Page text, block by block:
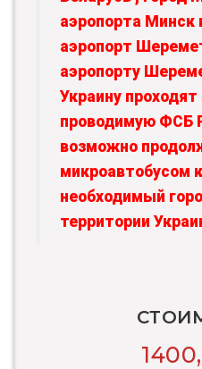
аэропорта Минск
аэропорт
аэропорту
Украину
проводимую ФСБ
возможно
микроавтобусом
необходимый
территории